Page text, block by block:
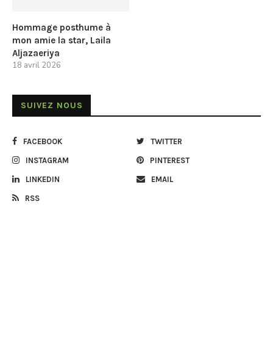
Hommage posthume à
mon amie la star, Laila
Aljazaeriya
18 avril 2026
SUIVEZ NOUS
FACEBOOK TWITTER
INSTAGRAM PINTEREST
LINKEDIN EMAIL
RSS